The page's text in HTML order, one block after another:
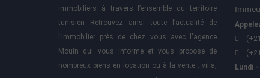
immobiliers à travers l’ensemble du territoire
tunisien Retrouvez ainsi toute l’actualité de
l’immobilier près de chez vous avec l'agence
Mouin qui vous informe et vous propose de
nombreux biens en location ou à la vente : villa,
Lundi -